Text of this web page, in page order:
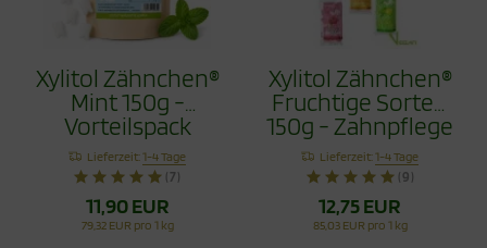
Xylitol Zähnchen®
Mint 150g -
Vorteilspack
Lieferzeit:1-4 Tage
(7)
11,90 EUR
79,32 EUR pro 1 kg
Xylitol Zähnchen®
Fruchtige Sorten
150g - Zahnpflege
Bonbons Jetzt
mit Himbeere
Lieferzeit:1-4 Tage
(9)
12,75 EUR
85,03 EUR pro 1 kg